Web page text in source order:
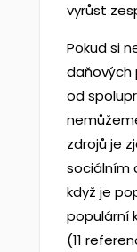
vyrůst
Pokud si
daňových
od
zdrojů je
sociálním
když je
populární
(11